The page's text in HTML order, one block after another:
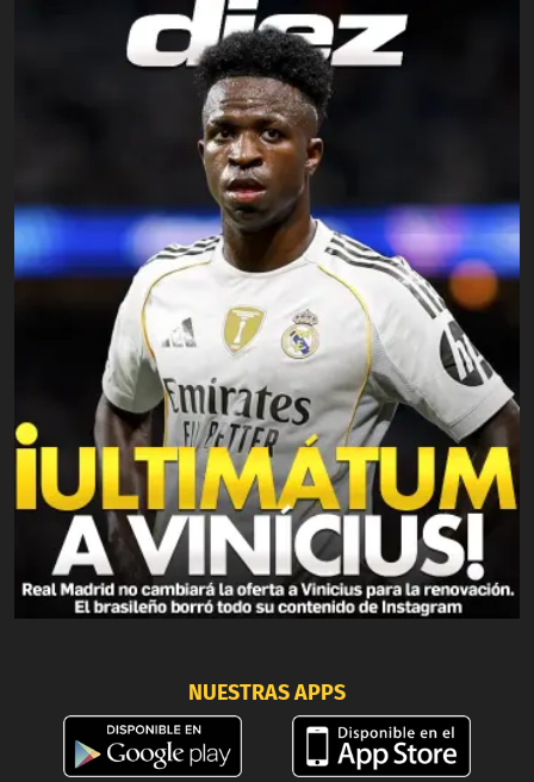
NUESTRAS APPS